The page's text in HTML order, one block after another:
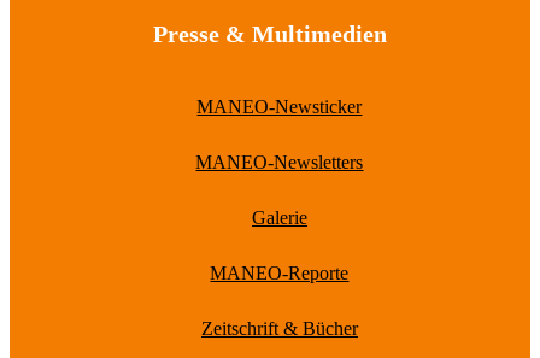
Presse & Multimedien
MANEO-Newsticker
MANEO-Newsletters
Galerie
MANEO-Reporte
Zeitschrift & Bücher